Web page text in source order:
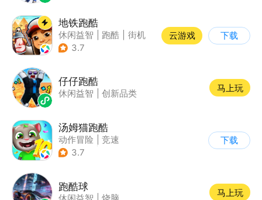
地铁跑酷
休闲益智 跑酷
街机
| 创梦天地
3.7
云游戏 下载
仔仔跑酷
休闲益智 创新品类
马上玩
汤姆猫跑酷
动作冒险
竞速
| 汤姆猫
3.7
下载
跑酷球
马上玩